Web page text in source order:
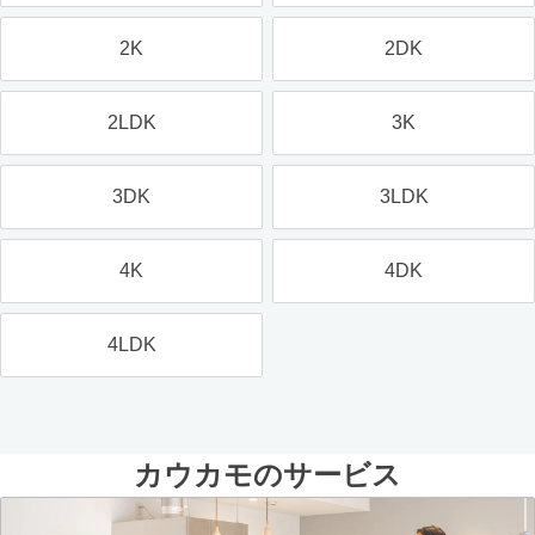
2K 2DK
2LDK 3K
3DK 3LDK
4K 4DK
4LDK
カウカモのサービス